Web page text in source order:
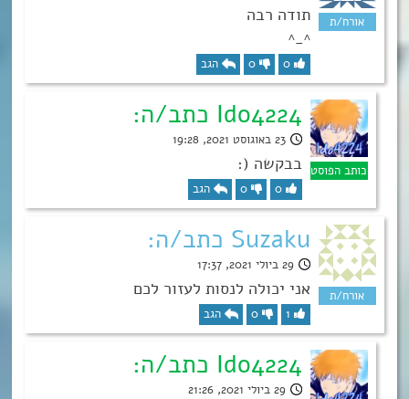
תודה רבה
^_^
0
0 הגב
Ido4224 כתב/ה:
23 באוגוסט 2021, 19:28
בבקשה (:
0
0 הגב
Suzaku כתב/ה:
29 ביולי 2021, 17:37
אני יכולה לנסות לעזור לכם
1
0 הגב
Ido4224 כתב/ה:
29 ביולי 2021, 21:26